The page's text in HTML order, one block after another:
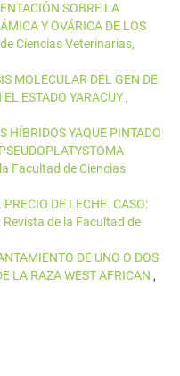
SOBRE LA
Y OVÁRICA DE LOS
Ciencias Veterinarias,
MOLECULAR DEL GEN DE
ESTADO YARACUY ,
HÍBRIDOS YAQUE PINTADO
Facultad de Ciencias
DE LECHE. CASO:
Revista de la Facultad de
DE UNO O DOS
LA RAZA WEST AFRICAN ,